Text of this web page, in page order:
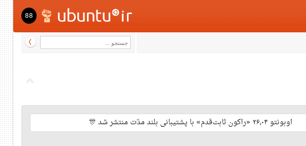
88
اوبونتو ۲۶٫۰۴ «راکون ثابت‌قدم» با پشتیبانی بلند مدّت منتشر شد 🎊